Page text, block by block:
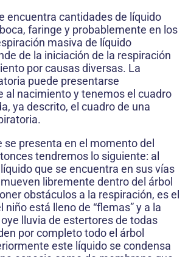
encuentra cantidades de líquido
faringe y probablemente en los
masiva de líquido
de la iniciación de la respiración
por causas diversas. La
puede presentarse
al nacimiento y tenemos el cuadro
ya descrito, el cuadro de una
se presenta en el momento del
tendremos lo siguiente: al
que se encuentra en sus vías
libremente dentro del árbol
obstáculos a la respiración, es el
niño está lleno de “flemas” y a la
lluvia de estertores de todas
por completo todo el árbol
este líquido se condensa